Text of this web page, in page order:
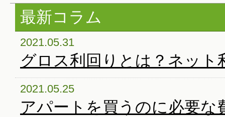
最新コラム
2021.05.31
グロス利回りとは？ネット
2021.05.25
アパートを買うのに必要な